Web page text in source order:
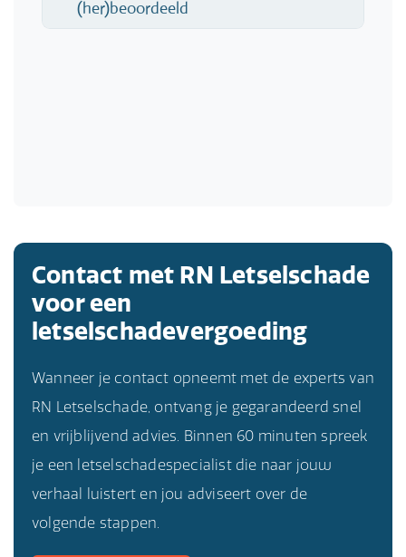
Contact met RN Letselschade
voor een
letselschadevergoeding
Wanneer je contact opneemt met de experts van
RN Letselschade, ontvang je gegarandeerd snel
en vrijblijvend advies. Binnen 60 minuten spreek
je een letselschadespecialist die naar jouw
verhaal luistert en jou adviseert over de
volgende stappen.